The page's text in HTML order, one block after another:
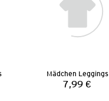
Mädchen Leggings
Preis:
7,99 €